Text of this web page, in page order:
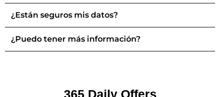
¿Están seguros mis datos?
¿Puedo tener más información?
365 Daily Offers